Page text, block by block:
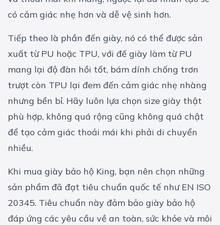
có cảm giác nhẹ hơn và dễ vệ sinh hơn.
Tiếp theo là phần đến giày, nó có thể được sản
xuất từ PU hoặc TPU, với đế giày làm từ PU
mang lại độ đàn hồi tốt, bám dính chống trơn
trượt còn TPU lại đem đến cảm giác nhẹ nhàng
nhưng bền bỉ. Hãy luôn lựa chọn size giày thật
phù hợp, không quá rộng cũng không quá chật
để tạo cảm giác thoải mái khi phải di chuyển
nhiều.
Khi mua giày bảo hộ King, bạn nên chọn những
sản phẩm đã đạt tiêu chuẩn quốc tế như EN ISO
20345. Tiêu chuẩn này đảm bảo giày bảo hộ
đáp ứng các yêu cầu về an toàn, sức khỏe và môi